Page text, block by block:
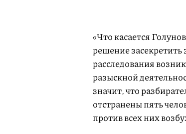
«Что касается
решение засекретить
расследования
разыскной
значит, что
отстранены пять
против всех них